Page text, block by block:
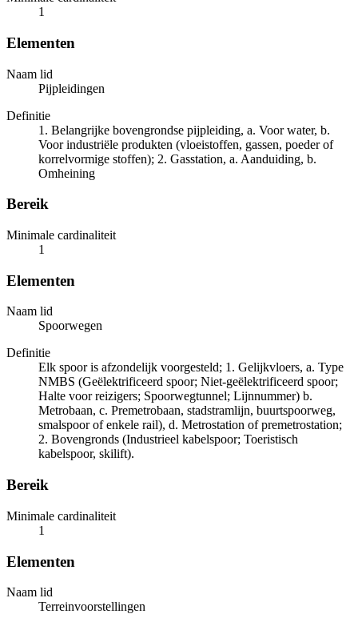
1
Elementen
Naam lid
Pijpleidingen
Definitie
1. Belangrijke bovengrondse pijpleiding, a. Voor water, b.
Voor industriële produkten (vloeistoffen, gassen, poeder of
korrelvormige stoffen); 2. Gasstation, a. Aanduiding, b.
Omheining
Bereik
Minimale cardinaliteit
1
Elementen
Naam lid
Spoorwegen
Definitie
Elk spoor is afzondelijk voorgesteld; 1. Gelijkvloers, a. Type
NMBS (Geëlektrificeerd spoor; Niet-geëlektrificeerd spoor;
Halte voor reizigers; Spoorwegtunnel; Lijnnummer) b.
Metrobaan, c. Premetrobaan, stadstramlijn, buurtspoorweg,
smalspoor of enkele rail), d. Metrostation of premetrostation;
2. Bovengronds (Industrieel kabelspoor; Toeristisch
kabelspoor, skilift).
Bereik
Minimale cardinaliteit
1
Elementen
Naam lid
Terreinvoorstellingen